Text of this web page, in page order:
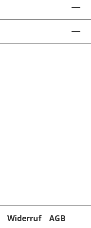
Widerruf AGB